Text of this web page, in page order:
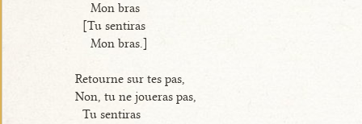
Mon bras
[Tu sentiras
Mon bras.]
Retourne sur tes pas,
Non, tu ne joueras pas,
Tu sentiras